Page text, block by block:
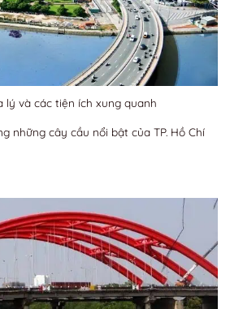
lý và các tiện ích xung quanh
những cây cầu nổi bật của TP. Hồ Chí